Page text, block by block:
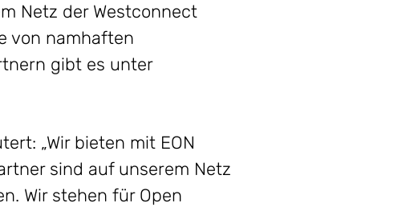
Netz der Westconnect
von namhaften
gibt es unter
„Wir bieten mit EON
sind auf unserem Netz
Wir stehen für Open